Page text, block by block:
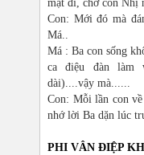
mặt đi, chờ con Nhị
Con: Mới đó mà
Má..
Má : Ba con sống
ca điệu đàn làm
dài)....vậy mà......
Con: Mỗi lần con
nhớ lời Ba dặn lúc
PHI VÂN ĐIỆP